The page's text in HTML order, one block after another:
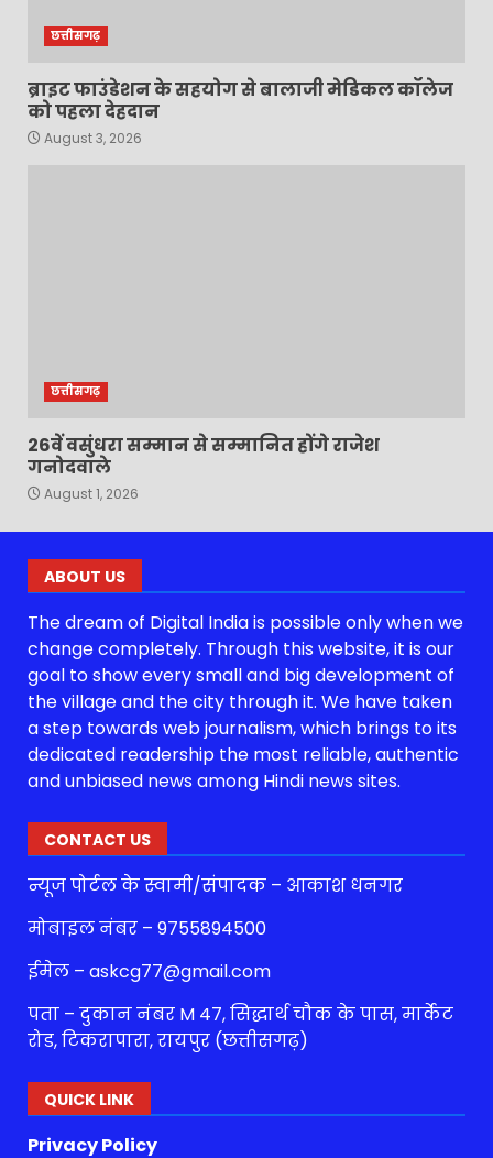
छत्तीसगढ़
ब्राइट फाउंडेशन के सहयोग से बालाजी मेडिकल कॉलेज
को पहला देहदान
August 3, 2026
छत्तीसगढ़
26वें वसुंधरा सम्मान से सम्मानित होंगे राजेश
गनोदवाले
August 1, 2026
ABOUT US
The dream of Digital India is possible only when we
change completely. Through this website, it is our
goal to show every small and big development of
the village and the city through it. We have taken
a step towards web journalism, which brings to its
dedicated readership the most reliable, authentic
and unbiased news among Hindi news sites.
CONTACT US
न्यूज पोर्टल के स्वामी/संपादक – आकाश धनगर
मोबाइल नंबर – 9755894500
ईमेल – askcg77@gmail.com
पता – दुकान नंबर M 47, सिद्धार्थ चौक के पास, मार्केट
रोड, टिकरापारा, रायपुर (छत्तीसगढ़)
QUICK LINK
Privacy Policy